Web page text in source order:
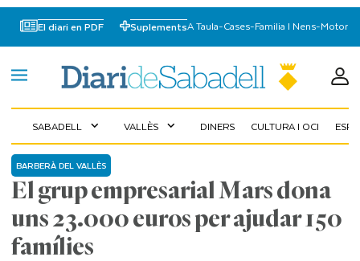
El diari en PDF SuplementsA Taula-Cases-Familia I Nens-Motor
SABADELL expand_more VALLÈS expand_more DINERS CULTURA I OCI
El grup empresarial Mars dona
uns 23.000 euros per ajudar 150
famílies
BARBERÀ DEL VALLÈS